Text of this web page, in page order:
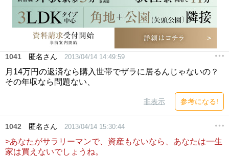
1041 匿名さん 2013/04/14 14:49:59
月14万円の返済なら購入世帯でザラに居るんじゃないの？
その年収なら問題ない、
非表示 参考になる!
1042 匿名さん 2013/04/14 15:30:44
>あなたがサラリーマンで、資産もないなら、あなたは一生
家は買えないでしょうね。